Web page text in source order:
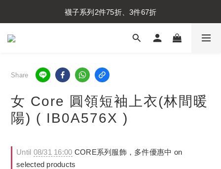
內衣褲系列2件75折、3件67折
襪子系列2件75折、3件67折
內衣褲系列2件75折、3件67折
Share
女 Core 圓領短袖上衣(林間暖
陽) ( IB0A576X )
Until 08/31 16:00 CORE系列服飾，多件優惠中 on
selected products